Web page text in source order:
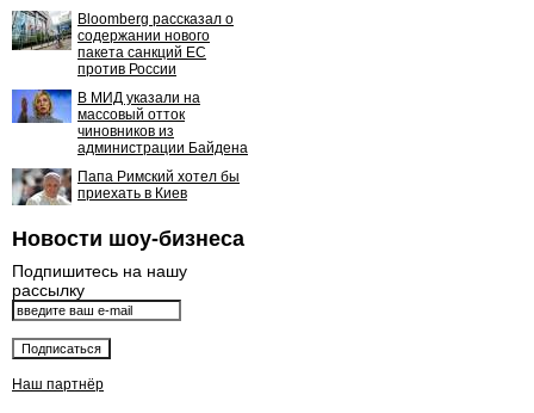
Bloomberg рассказал о
содержании нового
пакета санкций ЕС
против России
В МИД указали на
массовый отток
чиновников из
администрации Байдена
Папа Римский хотел бы
приехать в Киев
Новости шоу-бизнеса
Подпишитесь на нашу
рассылку
Наш партнёр